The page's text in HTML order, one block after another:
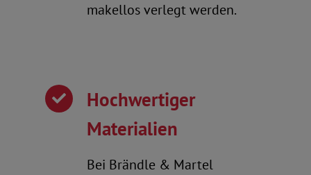
makellos verlegt werden.
Hochwertiger
Materialien
Bei Brändle & Martel